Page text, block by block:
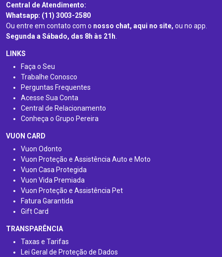
Central de Atendimento:
Whatsapp: (11) 3003-2580
Ou entre em contato com o nosso chat, aqui no site, ou no app.
Segunda a Sábado, das 8h às 21h.
LINKS
Faça o Seu
Trabalhe Conosco
Perguntas Frequentes
Acesse Sua Conta
Central de Relacionamento
Conheça o Grupo Pereira
VUON CARD
Vuon Odonto
Vuon Proteção e Assistência Auto e Moto
Vuon Casa Protegida
Vuon Vida Premiada
Vuon Proteção e Assistência Pet
Fatura Garantida
Gift Card
TRANSPARÊNCIA
Taxas e Tarifas
Lei Geral de Proteção de Dados